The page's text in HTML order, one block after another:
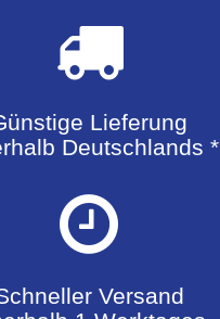
Lieferung
Deutschlands *
Versand